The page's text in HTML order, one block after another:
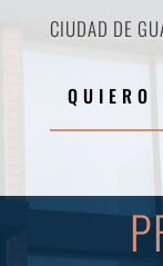
CIUDAD DE
QUIERO